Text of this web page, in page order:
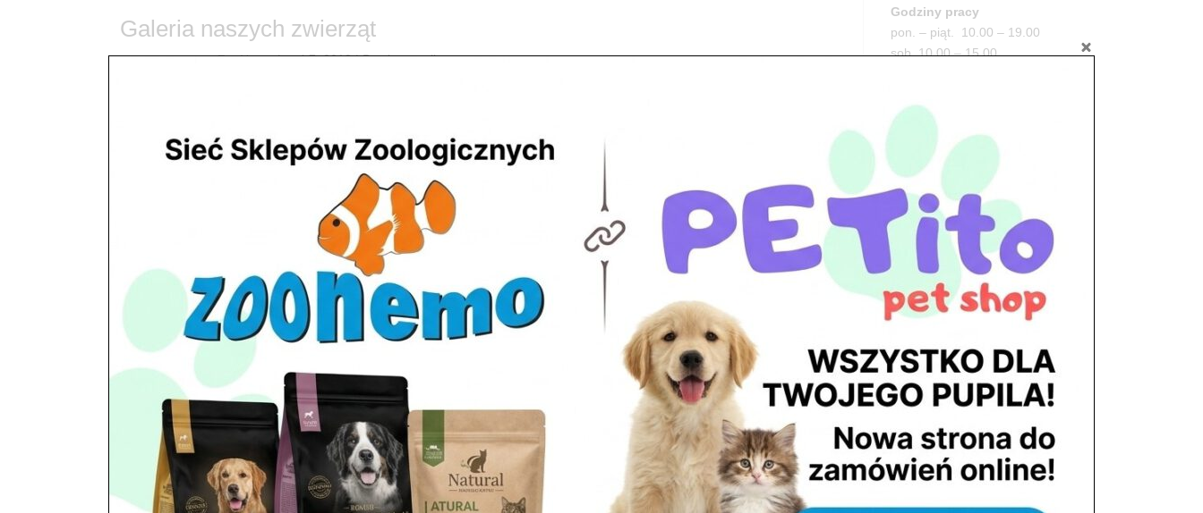
Galeria naszych zwierząt
utworzone przezZooNemo|paź 7, 2018| Bez kategorii
BezpłatneDostawy Świat...
Godziny pracy
pon. – piąt. 10.00 – 19.00
sob. 10.00 – 15.00
Adres
05-100 Nowy Dwór Mazowiecki
ul. Leśna 2
tel. 503 900 215
Godziny pracy
pon. – piąt. 10.00 – 19.00
sob. 8.00 – 15.00
niedz. zamknięte